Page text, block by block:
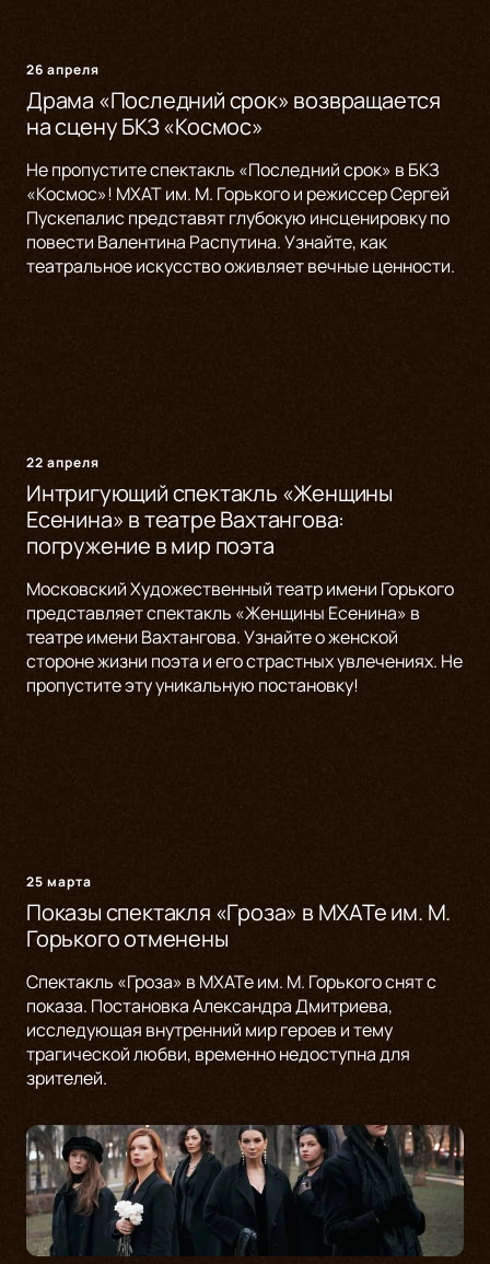
26 апреля
Драма «Последний срок» возвращается
на сцену БКЗ «Космос»
Не пропустите спектакль «Последний срок» в БКЗ
«Космос»! МХАТ им. М. Горького и режиссер Сергей
Пускепалис представят глубокую инсценировку по
повести Валентина Распутина. Узнайте, как
театральное искусство оживляет вечные ценности.
22 апреля
Интригующий спектакль «Женщины
Есенина» в театре Вахтангова:
погружение в мир поэта
Московский Художественный театр имени Горького
представляет спектакль «Женщины Есенина» в
театре имени Вахтангова. Узнайте о женской
стороне жизни поэта и его страстных увлечениях. Не
пропустите эту уникальную постановку!
25 марта
Показы спектакля «Гроза» в МХАТе им. М.
Горького отменены
Спектакль «Гроза» в МХАТе им. М. Горького снят с
показа. Постановка Александра Дмитриева,
исследующая внутренний мир героев и тему
трагической любви, временно недоступна для
зрителей.